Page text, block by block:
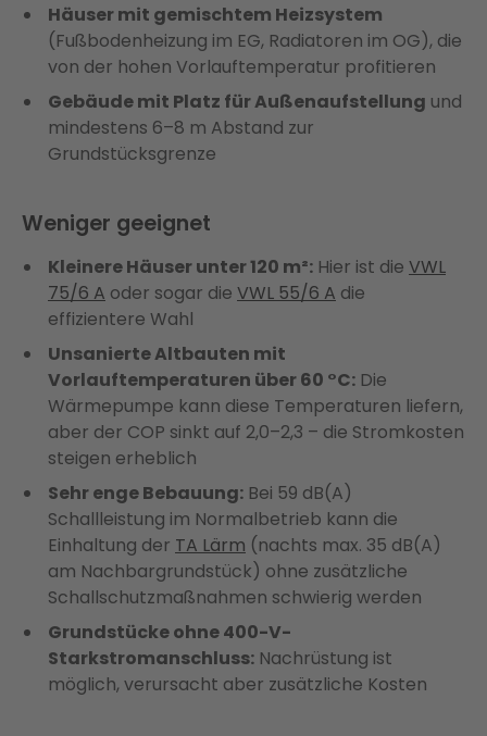
Häuser mit gemischtem Heizsystem
(Fußbodenheizung im EG, Radiatoren im OG), die
von der hohen Vorlauftemperatur profitieren
Gebäude mit Platz für Außenaufstellung und
mindestens 6–8 m Abstand zur
Grundstücksgrenze
Weniger geeignet
Kleinere Häuser unter 120 m²: Hier ist die VWL
75/6 A oder sogar die VWL 55/6 A die
effizientere Wahl
Unsanierte Altbauten mit
Vorlauftemperaturen über 60 °C: Die
Wärmepumpe kann diese Temperaturen liefern,
aber der COP sinkt auf 2,0–2,3 – die Stromkosten
steigen erheblich
Sehr enge Bebauung: Bei 59 dB(A)
Schallleistung im Normalbetrieb kann die
Einhaltung der TA Lärm (nachts max. 35 dB(A)
am Nachbargrundstück) ohne zusätzliche
Schallschutzmaßnahmen schwierig werden
Grundstücke ohne 400-V-
Starkstromanschluss: Nachrüstung ist
möglich, verursacht aber zusätzliche Kosten